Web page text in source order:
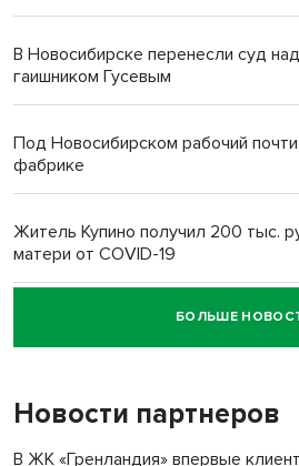
В Новосибирске перенесли суд
гаишником Гусевым
Под Новосибирском рабочий
фабрике
Житель Купино получил 200 тыс.
матери от COVID-19
Новосибирский суд наказал
пенсионерки на вокзале
«Мы живём на пастбище!»: в
терроризируют жителей
БОЛЬШЕ
Новости партнеров
В ЖК «Гренландия» впервые